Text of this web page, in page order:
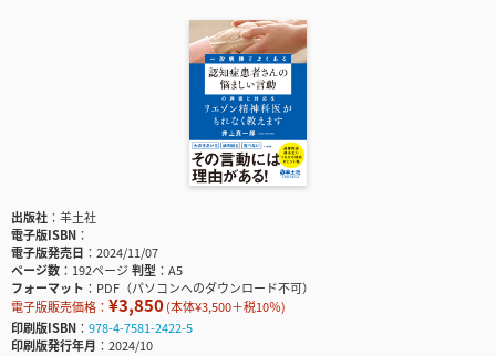
出版社
羊土社
電子版ISBN
電子版発売日
2024/11/07
ページ数
192ページ判型
A5
フォーマット
PDF（パソコンへのダウンロード不可）
電子版販売価格： ¥3,850(本体¥3,500＋税10％)
印刷版ISBN
978-4-7581-2422-5
印刷版発行年月
2024/10